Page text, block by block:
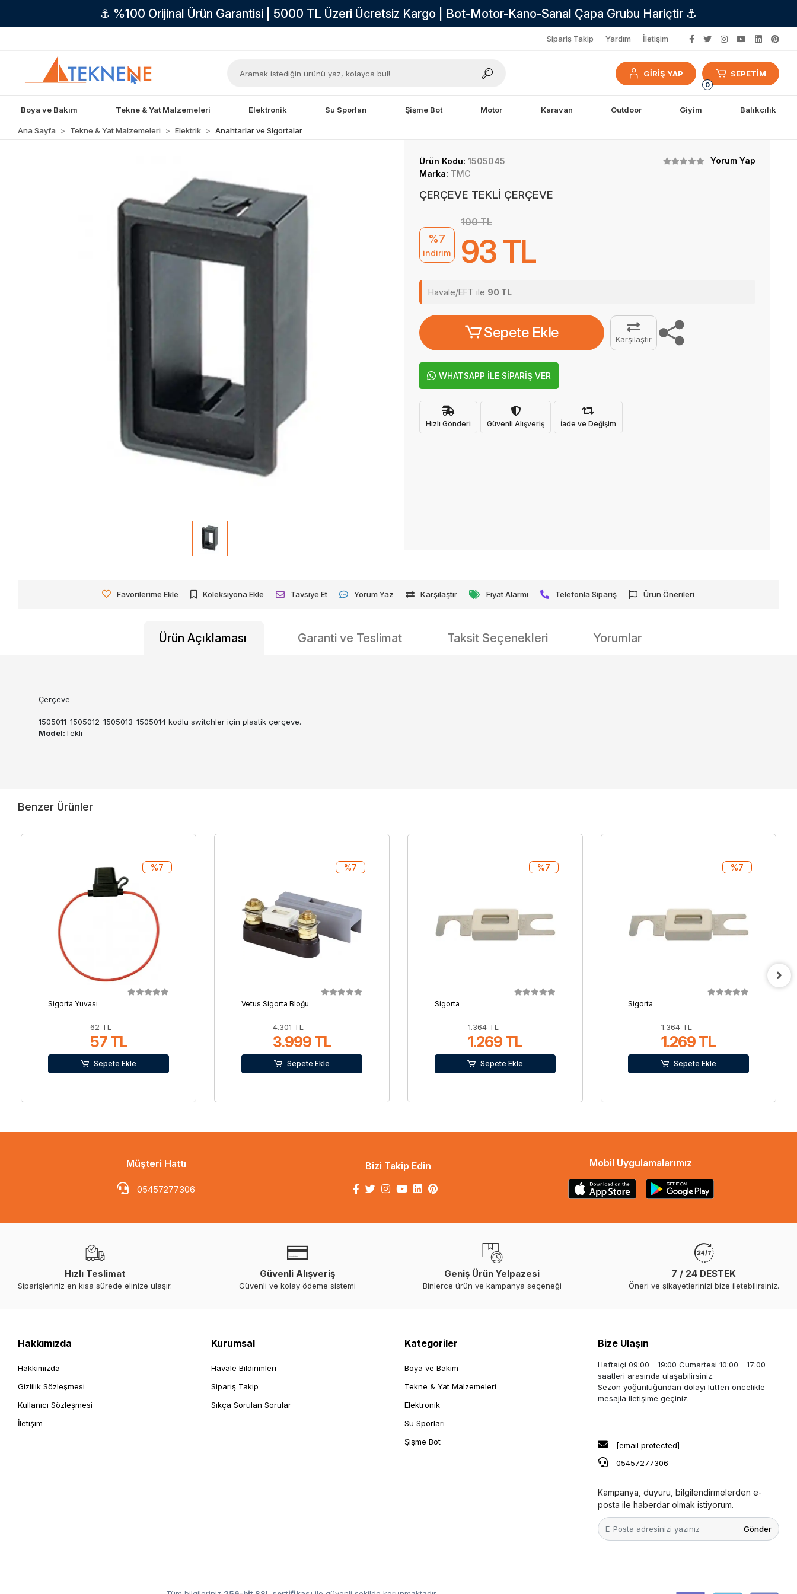
⚓ %100 Orijinal Ürün Garantisi | 5000 TL Üzeri Ücretsiz Kargo | Bot-Motor-Kano-Sanal Çapa Grubu Hariçtir ⚓
Sipariş Takip Yardım İletişim
GİRİŞ YAP
0
SEPETİM
Boya ve Bakım Tekne & Yat Malzemeleri Elektronik Su Sporları Şişme Bot Motor Karavan Outdoor Giyim Balıkçılık
Ana Sayfa Tekne & Yat Malzemeleri Elektrik Anahtarlar ve Sigortalar
Ürün Kodu: 1505045
Yorum Yap
Marka: TMC
ÇERÇEVE TEKLİ ÇERÇEVE
%7
indirim
100 TL
93 TL
Havale/EFT ile 90 TL
Sepete Ekle Karşılaştır
WHATSAPP İLE SİPARİŞ VER
Hızlı Gönderi Güvenli Alışveriş İade ve Değişim
Favorilerime Ekle Koleksiyona Ekle Tavsiye Et Yorum Yaz Karşılaştır Fiyat Alarmı Telefonla Sipariş Ürün Önerileri
Ürün Açıklaması Garanti ve Teslimat Taksit Seçenekleri Yorumlar
Çerçeve
1505011-1505012-1505013-1505014 kodlu switchler için plastik çerçeve.
Model:Tekli
Benzer Ürünler
Sigorta Yuvası
62 TL
57 TL
%7
Sepete Ekle
Vetus Sigorta Bloğu
4.301 TL
3.999 TL
%7
Sepete Ekle
Sigorta
1.364 TL
1.269 TL
%7
Sepete Ekle
Sigorta
1.364 TL
1.269 TL
%7
Sepete Ekle
Müşteri Hattı
05457277306
Bizi Takip Edin Mobil Uygulamalarımız
Hızlı Teslimat
Siparişleriniz en kısa sürede elinize ulaşır.
Güvenli Alışveriş
Güvenli ve kolay ödeme sistemi
Geniş Ürün Yelpazesi
Binlerce ürün ve kampanya seçeneği
7 / 24 DESTEK
Öneri ve şikayetlerinizi bize iletebilirsiniz.
Hakkımızda
Hakkımızda
Gizlilik Sözleşmesi
Kullanıcı Sözleşmesi
İletişim
Kurumsal
Havale Bildirimleri
Sipariş Takip
Sıkça Sorulan Sorular
Kategoriler
Boya ve Bakım
Tekne & Yat Malzemeleri
Elektronik
Su Sporları
Şişme Bot
Bize Ulaşın
Haftaiçi 09:00 - 19:00 Cumartesi 10:00 - 17:00
saatleri arasında ulaşabilirsiniz.
Sezon yoğunluğundan dolayı lütfen öncelikle
mesajla iletişime geçiniz.
[email protected]
05457277306
Kampanya, duyuru, bilgilendirmelerden e-
posta ile haberdar olmak istiyorum.
Gönder